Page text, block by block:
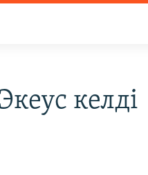
келді